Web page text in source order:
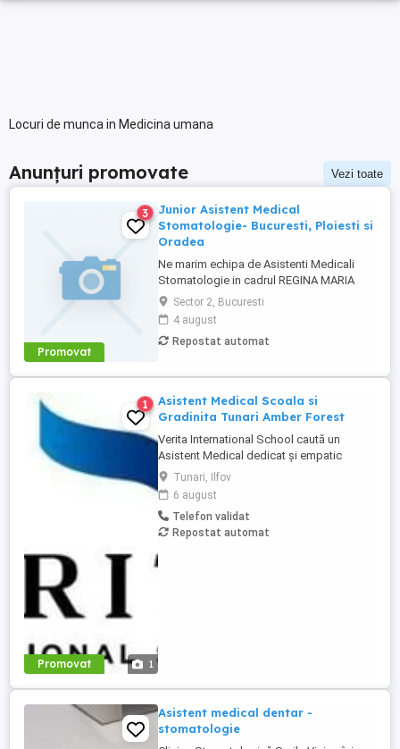
Locuri de munca in Medicina umana
Anunțuri promovate Vezi toate
Promovat
3
Junior Asistent Medical
Stomatologie- Bucuresti, Ploiesti si
Oradea
Ne marim echipa de Asistenti Medicali
Stomatologie in cadrul REGINA MARIA
Dental Clinics! Avand alaturi tehnologie de
ultima generatie, colegii nostri ofera
ingrijire medicala de calitate pentru
sanatatea dentara a pacientilor, oferindu-
zambetul lor. Sa-ti povestim ...
Sector 2, Bucuresti
4 august
Repostat automat
Promovat 1
1
Asistent Medical Scoala si
Gradinita Tunari Amber Forest
Verita International School caută un
Asistent Medical dedicat și empatic
pentru campusul din Tunari, Ilfov in cadrul
Amber Forest. Vei juca un rol esențial în
asigurarea unui mediu sigur și sănătos
pentru elevi și comunitatea școlară.
Responsabilități principale: Acordarea
Tunari, Ilfov
6 august
Telefon validat
Repostat automat
Asistent medical dentar -
stomatologie